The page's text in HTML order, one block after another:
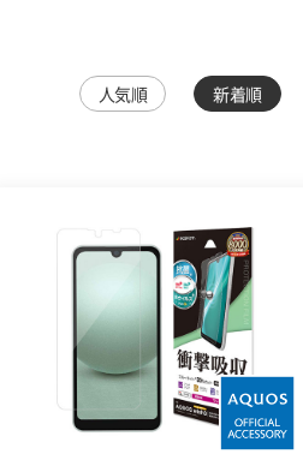
人気順 新着順